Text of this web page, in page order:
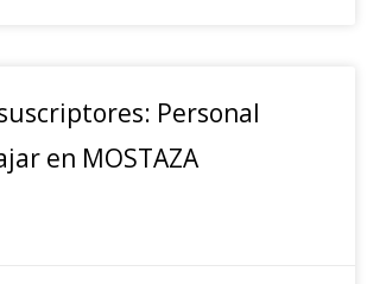
Personal
en MOSTAZA